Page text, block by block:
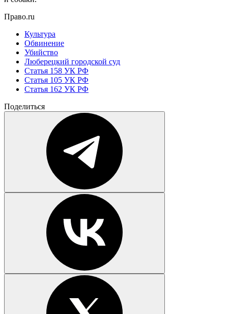
Право.ru
Культура
Обвинение
Убийство
Люберецкий городской суд
Статья 158 УК РФ
Статья 105 УК РФ
Статья 162 УК РФ
Поделиться